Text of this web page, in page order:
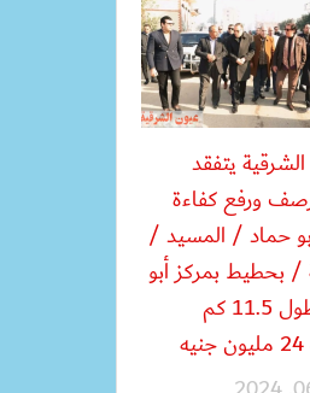
يتفقد
ورفع كفاءة
حماد / المسيد /
/ بحطيط بمركز أبو
حماد بطول 11.5 كم